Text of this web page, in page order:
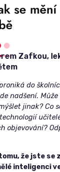
se
•
Zafkou,
do
nadšení. Může
jinak? Co
objevování?
že jste se
inteligenci